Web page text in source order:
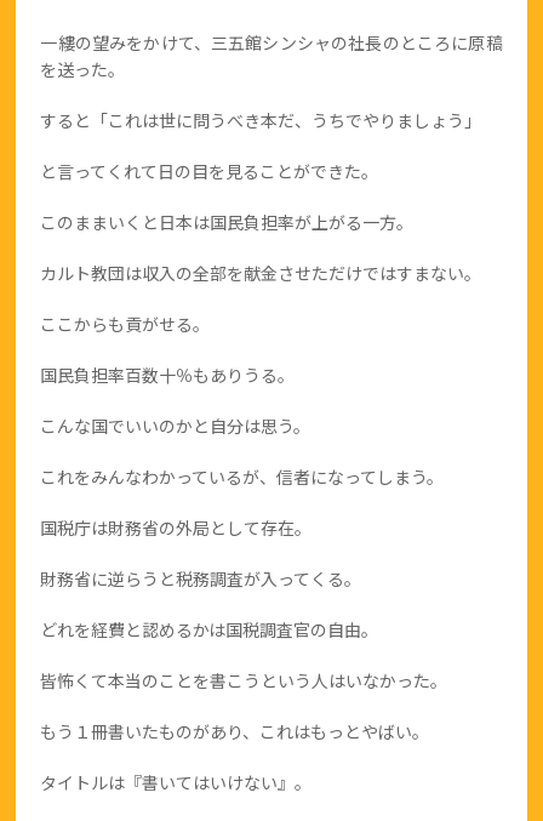
一縷の望みをかけて、三五館シンシャの社長のところに原稿
を送った。
すると「これは世に問うべき本だ、うちでやりましょう」
と言ってくれて日の目を見ることができた。
このままいくと日本は国民負担率が上がる一方。
カルト教団は収入の全部を献金させただけではすまない。
ここからも貢がせる。
国民負担率百数十％もありうる。
こんな国でいいのかと自分は思う。
これをみんなわかっているが、信者になってしまう。
国税庁は財務省の外局として存在。
財務省に逆らうと税務調査が入ってくる。
どれを経費と認めるかは国税調査官の自由。
皆怖くて本当のことを書こうという人はいなかった。
もう１冊書いたものがあり、これはもっとやばい。
タイトルは『書いてはいけない』。